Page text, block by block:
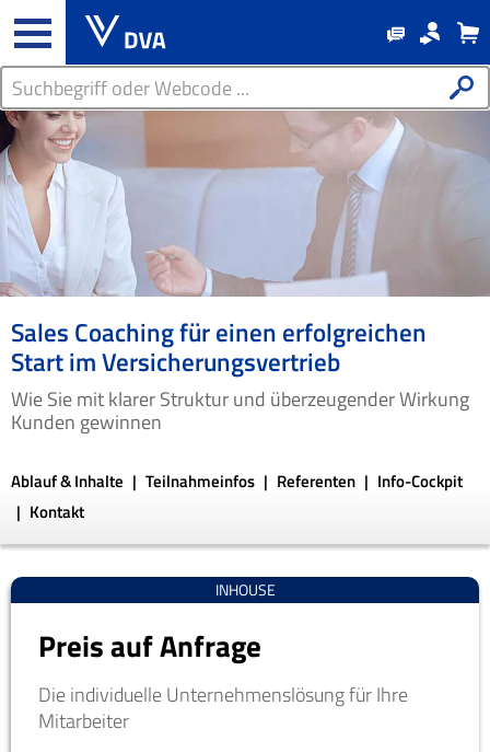
Sales Coaching für einen erfolgreichen
Start im Versicherungsvertrieb
Wie Sie mit klarer Struktur und überzeugender Wirkung
Kunden gewinnen
Ablauf & Inhalte Teilnahmeinfos Referenten
Info-Cockpit
Kontakt
INHOUSE
Preis auf Anfrage
Die individuelle Unternehmenslösung für Ihre
Mitarbeiter